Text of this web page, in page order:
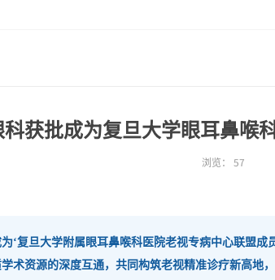
获批成为复旦大学眼耳鼻喉
浏览： 57
‘复旦大学附属眼耳鼻喉科医院老视专病中心联盟
术资源的深度互通，共同构筑老视精准诊疗新高地